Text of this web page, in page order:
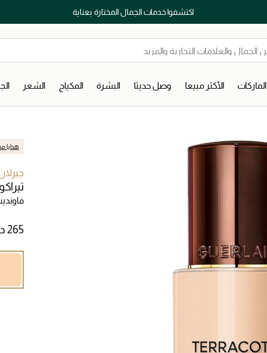
اكتشفوا خدمات الجمال المختارة بعناية
الماركات الأكثر مبيعا وصل حديثا البشرة المكياج الشعر
هدايا